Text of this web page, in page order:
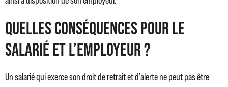
Quelles conséquences pour le
salarié et l’employeur ?
Un salarié qui exerce son droit de retrait et d’alerte ne peut pas être